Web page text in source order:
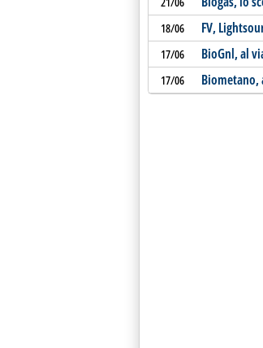
18/06 FV,
17/06 BioGnl, al
17/06 Biometano,